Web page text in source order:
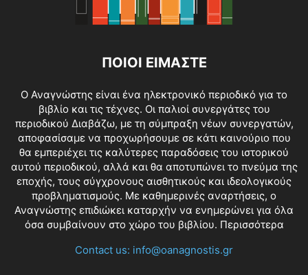
ΠΟΙΟΙ ΕΙΜΑΣΤΕ
O Αναγνώστης είναι ένα ηλεκτρονικό περιοδικό για το
βιβλίο και τις τέχνες. Οι παλιοί συνεργάτες του
περιοδικού Διαβάζω, με τη σύμπραξη νέων συνεργατών,
αποφασίσαμε να προχωρήσουμε σε κάτι καινούριο που
θα εμπεριέχει τις καλύτερες παραδόσεις του ιστορικού
αυτού περιοδικού, αλλά και θα αποτυπώνει το πνεύμα της
εποχής, τους σύγχρονους αισθητικούς και ιδεολογικούς
προβληματισμούς. Με καθημερινές αναρτήσεις, ο
Αναγνώστης επιδιώκει καταρχήν να ενημερώνει για όλα
όσα συμβαίνουν στο χώρο του βιβλίου. Περισσότερα
Contact us: info@oanagnostis.gr